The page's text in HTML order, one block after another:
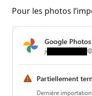
Pour les photos